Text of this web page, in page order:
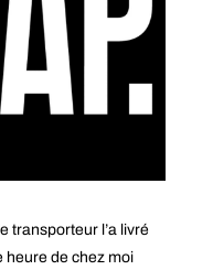
transporteur l’a livré
de chez moi